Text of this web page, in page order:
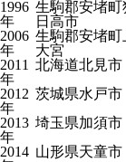
1996
年
生駒郡安堵町
日高市
2006
年
生駒郡安堵町
大宮
2011
年
北海道北見市
2012
年
茨城県水戸市
2013
年
埼玉県加須市
2014 山形県天童市